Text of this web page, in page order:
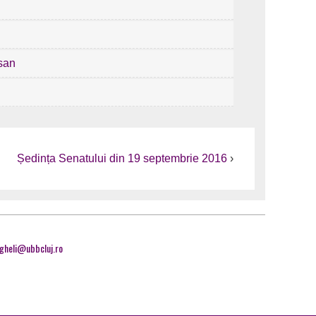
Ședința Senatului din 19 septembrie 2016 ›